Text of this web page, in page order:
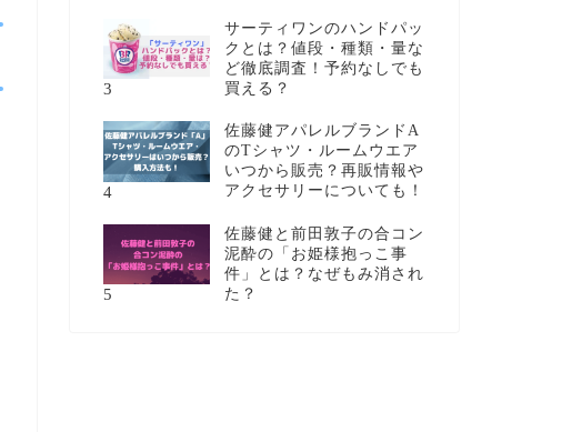
3
サーティワンのハンドパッ
クとは？値段・種類・量な
ど徹底調査！予約なしでも
買える？
4
佐藤健アパレルブランドA
のTシャツ・ルームウエア
いつから販売？再販情報や
アクセサリーについても！
5
佐藤健と前田敦子の合コン
泥酔の「お姫様抱っこ事
件」とは？なぜもみ消され
た？